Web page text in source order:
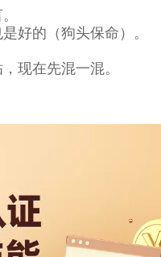
好的（狗头保命）。
现在先混一混。